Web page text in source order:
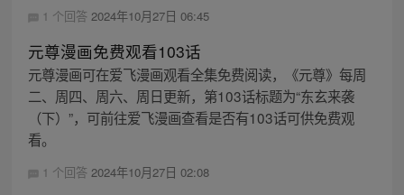
1 个回答 2024年10月27日 06:45
元尊漫画免费观看103话
元尊漫画可在爱飞漫画观看全集免费阅读，《元尊》每周
二、周四、周六、周日更新，第103话标题为“东玄来袭
（下）”，可前往爱飞漫画查看是否有103话可供免费观
看。
1 个回答 2024年10月27日 02:08